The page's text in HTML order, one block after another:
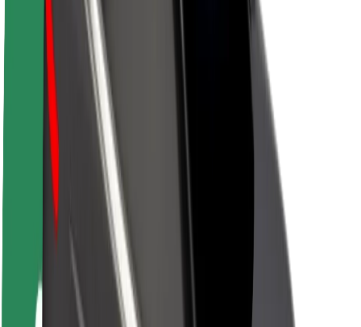
Sostenibilidad en Bolt
Project Zero
Blog
Sala de prensa
Directrices de la marca
Misión
Relación con inversores
Liderazgo
Fondo Urbano